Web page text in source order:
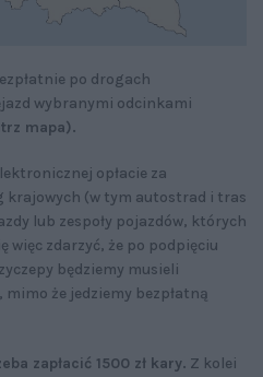
po drogach
wybranymi odcinkami
mapa).
opłacie za
krajowych (w tym autostrad i tras
lub zespoły pojazdów, których
więc zdarzyć, że po podpięciu
będziemy musieli
że jedziemy bezpłatną
zapłacić 1500 zł kary. Z kolei